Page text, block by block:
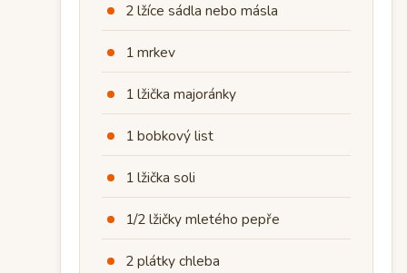
2 lžíce sádla nebo másla
1 mrkev
1 lžička majoránky
1 bobkový list
1 lžička soli
1/2 lžičky mletého pepře
2 plátky chleba